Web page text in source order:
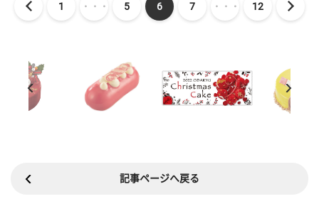
1 ・・・ 5 6 7 ・・・ 12
記事ページへ戻る